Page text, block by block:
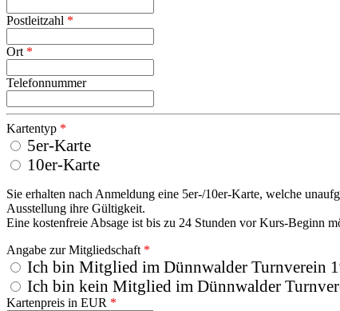
Postleitzahl *
Ort *
Telefonnummer
Kartentyp *
5er-Karte
10er-Karte
Sie erhalten nach Anmeldung eine 5er-/10er-Karte, welche
Ausstellung ihre Gültigkeit.
Eine kostenfreie Absage ist bis zu 24 Stunden vor Kurs-Beginn
Angabe zur Mitgliedschaft *
Ich bin Mitglied im Dünnwalder Turnverein
Ich bin kein Mitglied im Dünnwalder
Kartenpreis in EUR *